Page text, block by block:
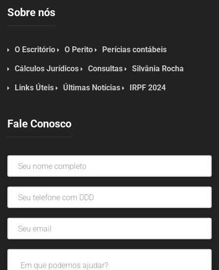
Sobre nós
O Escritório O Perito Perícias contábeis
Cálculos Jurídicos Consultas Silvânia Rocha
Links Úteis Últimas Notícias IRPF 2024
Fale Conosco